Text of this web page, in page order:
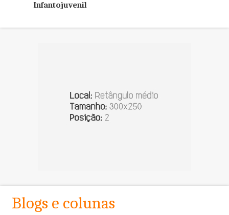
Infantojuvenil
Blogs e colunas